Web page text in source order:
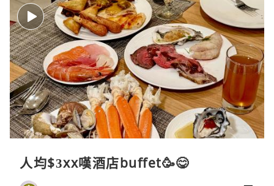
人均$3xx嘆酒店buffet🥳😋